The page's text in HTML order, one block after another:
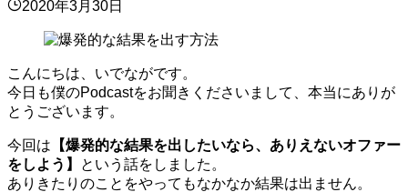
2020年3月30日
こんにちは、いでながです。
今日も僕のPodcastをお聞きくださいまして、本当にありが
とうございます。
今回は 【爆発的な結果を出したいなら、ありえないオファー
をしよう】
という話をしました。
ありきたりのことをやってもなかなか結果は出ません。